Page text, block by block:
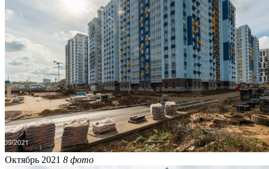
Октябрь 2021 8 фото